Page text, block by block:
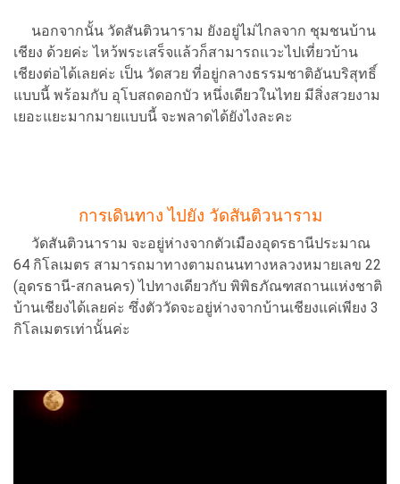
นอกจากนั้น วัดสันติวนาราม ยังอยู่ไม่ไกลจาก ชุมชนบ้าน
เชียง ด้วยค่ะ ไหว้พระเสร็จแล้วก็สามารถแวะไปเที่ยวบ้าน
เชียงต่อได้เลยค่ะ เป็น วัดสวย ที่อยู่กลางธรรมชาติอันบริสุทธิ์
แบบนี้ พร้อมกับ อุโบสถดอกบัว หนึ่งเดียวในไทย มีสิ่งสวยงาม
เยอะแยะมากมายแบบนี้ จะพลาดได้ยังไงละคะ
การเดินทาง ไปยัง วัดสันติวนาราม
​วัดสันติวนาราม จะอยู่ห่างจากตัวเมืองอุดรธานีประมาณ
64 กิโลเมตร สามารถมาทางตามถนนทางหลวงหมายเลข 22
(อุดรธานี-สกลนคร) ไปทางเดียวกับ พิพิธภัณฑสถานแห่งชาติ
บ้านเชียงได้เลยค่ะ ซึ่งตัววัดจะอยู่ห่างจากบ้านเชียงแค่เพียง 3
กิโลเมตรเท่านั้นค่ะ